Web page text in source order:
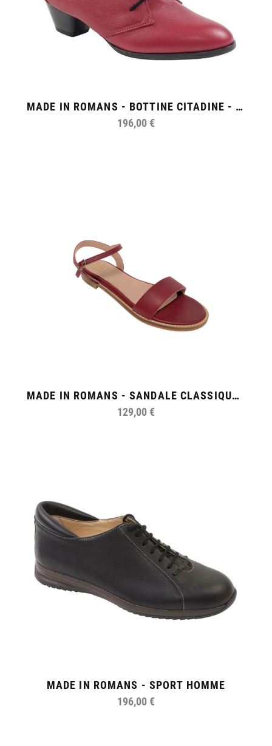
MADE IN ROMANS - BOTTINE CITADINE - FEMME
196,00 €
MADE IN ROMANS - SANDALE CLASSIQUE FEMME
129,00 €
MADE IN ROMANS - SPORT HOMME
196,00 €